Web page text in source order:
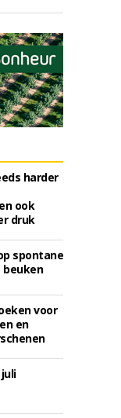
harder
ook
druk
spontane
beuken
voor
en